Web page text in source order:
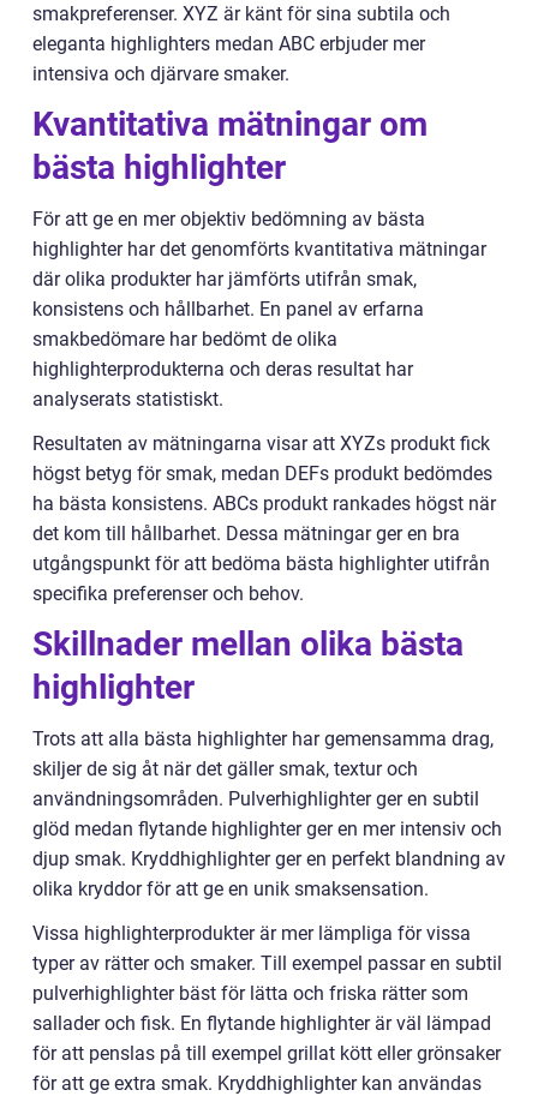
smakpreferenser. XYZ är känt för sina subtila och
eleganta highlighters medan ABC erbjuder mer
intensiva och djärvare smaker.
Kvantitativa mätningar om
bästa highlighter
För att ge en mer objektiv bedömning av bästa
highlighter har det genomförts kvantitativa mätningar
där olika produkter har jämförts utifrån smak,
konsistens och hållbarhet. En panel av erfarna
smakbedömare har bedömt de olika
highlighterprodukterna och deras resultat har
analyserats statistiskt.
Resultaten av mätningarna visar att XYZs produkt fick
högst betyg för smak, medan DEFs produkt bedömdes
ha bästa konsistens. ABCs produkt rankades högst när
det kom till hållbarhet. Dessa mätningar ger en bra
utgångspunkt för att bedöma bästa highlighter utifrån
specifika preferenser och behov.
Skillnader mellan olika bästa
highlighter
Trots att alla bästa highlighter har gemensamma drag,
skiljer de sig åt när det gäller smak, textur och
användningsområden. Pulverhighlighter ger en subtil
glöd medan flytande highlighter ger en mer intensiv och
djup smak. Kryddhighlighter ger en perfekt blandning av
olika kryddor för att ge en unik smaksensation.
Vissa highlighterprodukter är mer lämpliga för vissa
typer av rätter och smaker. Till exempel passar en subtil
pulverhighlighter bäst för lätta och friska rätter som
sallader och fisk. En flytande highlighter är väl lämpad
för att penslas på till exempel grillat kött eller grönsaker
för att ge extra smak. Kryddhighlighter kan användas